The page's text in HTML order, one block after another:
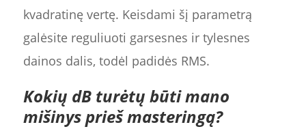
kvadratinę vertę. Keisdami šį parametrą
galėsite reguliuoti garsesnes ir tylesnes
dainos dalis, todėl padidės RMS.
Kokių dB turėtų būti mano
mišinys prieš masteringą?